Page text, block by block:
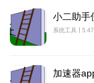
小二助手
系统工具
加速器